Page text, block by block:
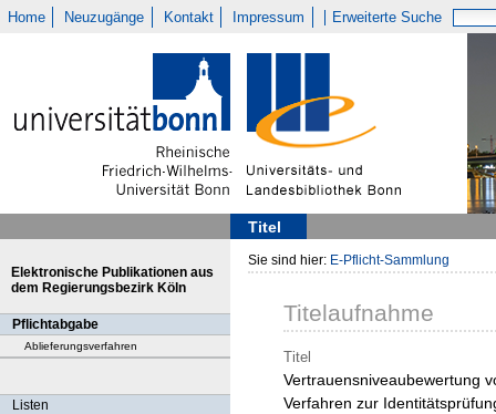
Home Neuzugänge Kontakt Impressum Erweiterte Suche
Titel
Elektronische Publikationen aus
dem Regierungsbezirk Köln
Pflichtabgabe
Ablieferungsverfahren
Listen
Sie sind hier: E-Pflicht-Sammlung
Titelaufnahme
Titel
Vertrauensniveaubewertung
Verfahren zur